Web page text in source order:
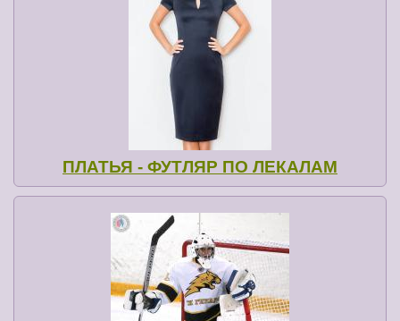
ПЛАТЬЯ - ФУТЛЯР ПО ЛЕКАЛАМ